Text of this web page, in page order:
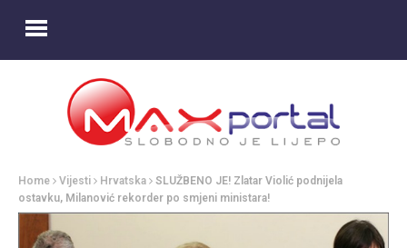
Home Vijesti Hrvatska
SLUŽBENO JE! Zlatar Violić podnijela
ostavku, Milanović rekorder po smjeni ministara!